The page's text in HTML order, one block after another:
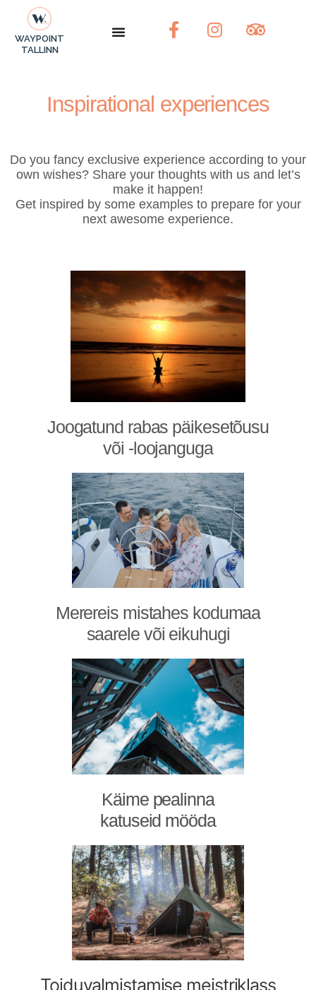
WAYPOINT
TALLINN
F
a
b
o
-
f
I
a
g
m
T
a
d
s
o
r
Inspirational experiences
Do you fancy exclusive experience according to your
own wishes? Share your thoughts with us and let’s
make it happen!
Get inspired by some examples to prepare for your
next awesome experience.
Joogatund rabas päikesetõusu
või -loojanguga
Merereis mistahes kodumaa
saarele või eikuhugi
Käime pealinna
katuseid mööda
Toiduvalmistamise meistriklass